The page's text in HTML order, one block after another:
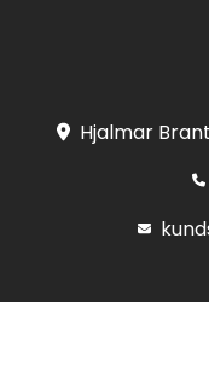
Hjalmar